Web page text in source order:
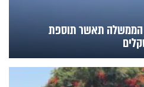
הממשלה תאשר תוספת